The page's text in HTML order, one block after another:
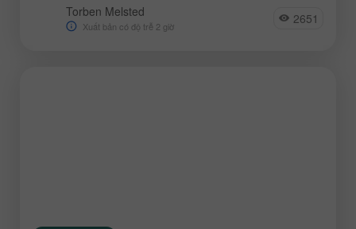
Torben Melsted
Xuất bản có độ trễ 2 giờ 2651